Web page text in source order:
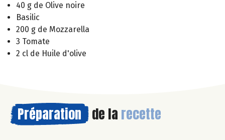
40 g de Olive noire
Basilic
200 g de Mozzarella
3 Tomate
2 cl de Huile d'olive
Préparation de la recette